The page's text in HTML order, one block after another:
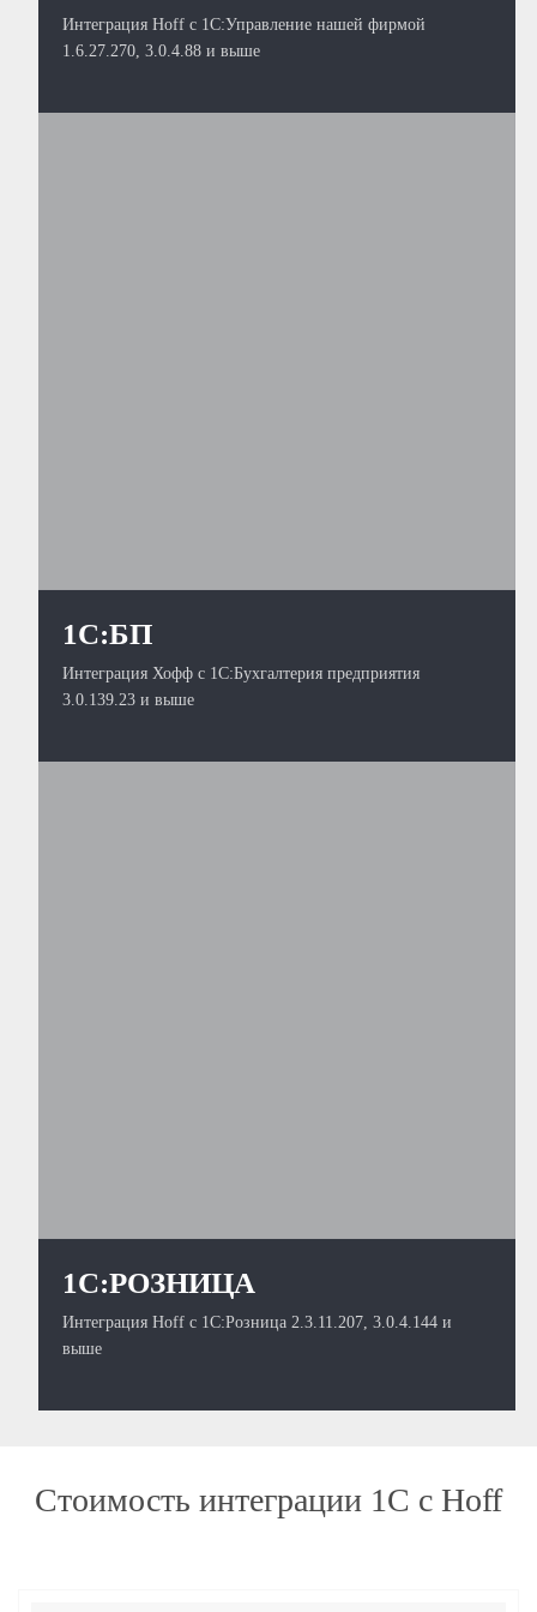
Интеграция Hoff с 1С:Управление нашей фирмой
1.6.27.270, 3.0.4.88 и выше
1С:БП
Интеграция Хофф с 1С:Бухгалтерия предприятия
3.0.139.23 и выше
1С:РОЗНИЦА
Интеграция Hoff с 1С:Розница 2.3.11.207, 3.0.4.144 и
выше
Стоимость интеграции 1С с Hoff